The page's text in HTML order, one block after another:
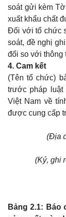
soát gửi kèm
xuất khẩu chất
Đối với tổ chức
soát, đề nghị
đổi so với thông
4. Cam kết
(Tên tổ chức)
trước pháp luật
Việt Nam về
được cung cấp
(Địa
(Ký, ghi
Bảng 2.1: